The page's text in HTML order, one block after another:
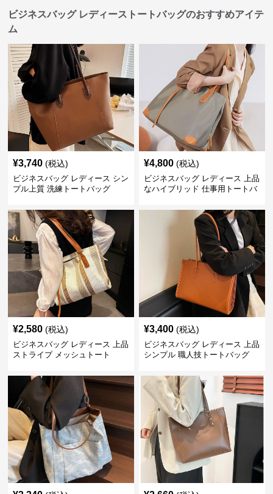
ビジネスバッグ レディーストートバッグのおすすめアイテ
ム
¥3,740 (税込)
ビジネスバッグ レディース シン
プル上質 洗練トートバッグ
¥4,800 (税込)
ビジネスバッグ レディース 上品
なハイブリッド 仕事用トートバ
¥2,580 (税込)
ビジネスバッグ レディース 上品
ストライプ メッシュトート
¥3,400 (税込)
ビジネスバッグ レディース 上品
シンプル 職人技トートバッグ